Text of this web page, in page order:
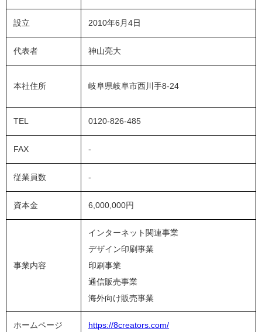
設立 2010年6月4日
代表者 神山亮大
本社住所 岐阜県岐阜市西川手8-24
TEL 0120-826-485
FAX -
従業員数 -
資本金 6,000,000円
事業内容
インターネット関連事業
デザイン印刷事業
印刷事業
通信販売事業
海外向け販売事業
ホームページ https://8creators.com/